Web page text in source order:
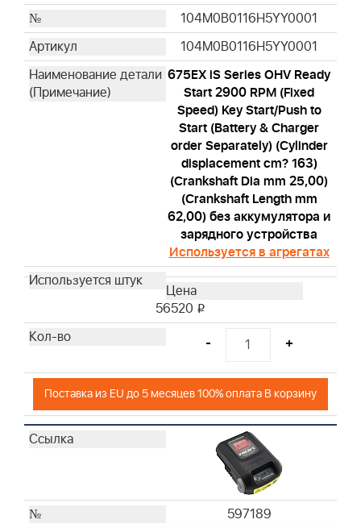
104M0B0116H5YY0001
104M0B0116H5YY0001
675EX iS Series OHV Ready
Start 2900 RPM (Fixed
Speed) Key Start/Push to
Start (Battery & Charger
order Separately) (Cylinder
displacement cm? 163)
(Crankshaft Dia mm 25,00)
(Crankshaft Length mm
62,00) без аккумулятора и
зарядного устройства
Используется в агрегатах
56520 i
- +
Поставка из EU до 5 месяцев 100% оплата В корзину
597189